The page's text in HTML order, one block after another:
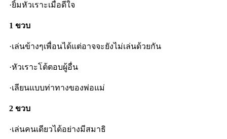
·ยิ้มหัวเราะเมื่อดีใจ
1 ขวบ
·เล่นข้างๆเพื่อนได้แต่อาจจะยังไม่เล่นด้วยกัน
·หัวเราะโต้ตอบผู้อื่น
·เลียนแบบท่าทางของพ่อแม่
2 ขวบ
·เล่นคนเดียวได้อย่างมีสมาธิ